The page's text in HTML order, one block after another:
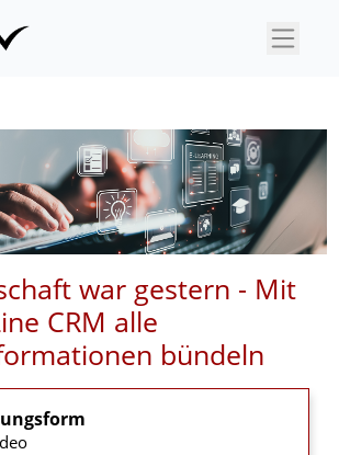
×
war gestern - Mit
CRM alle
bündeln